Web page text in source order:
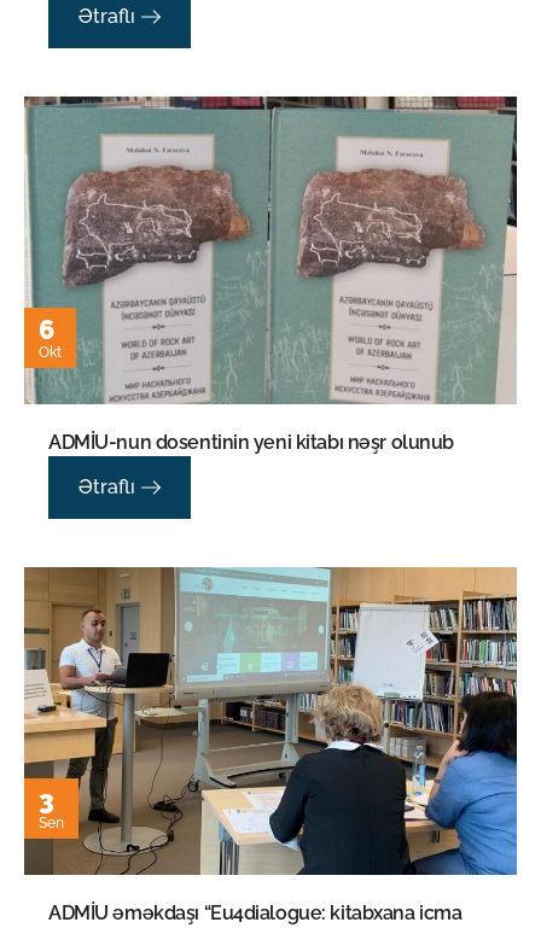
Ətraflı
6
Okt
ADMİU-nun dosentinin yeni kitabı nəşr olunub
Ətraflı
3
Sen
ADMİU əməkdaşı “Eu4dialogue: kitabxana icma